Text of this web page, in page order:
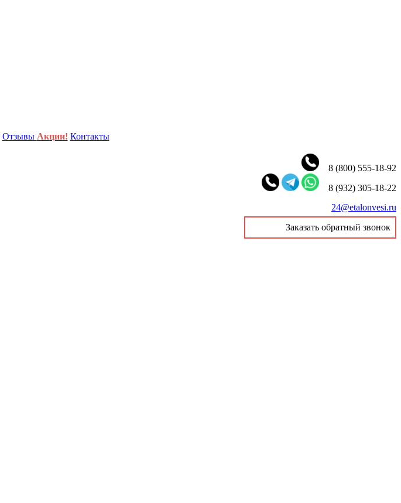
Отзывы Акции! Контакты
8 (800) 555-18-92
8 (932) 305-18-22
24@etalonvesi.ru
Заказать обратный звонок